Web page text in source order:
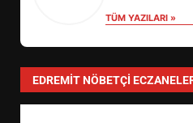
TÜM YAZILARI »
EDREMIT NÖBETÇI
3
EİB’DE